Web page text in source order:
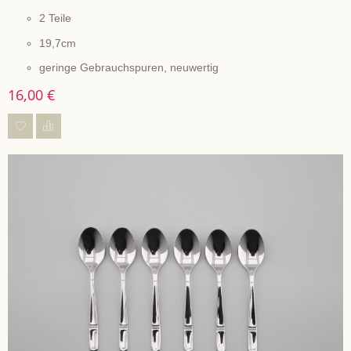
2 Teile
19,7cm
geringe Gebrauchspuren, neuwertig
16,00 €